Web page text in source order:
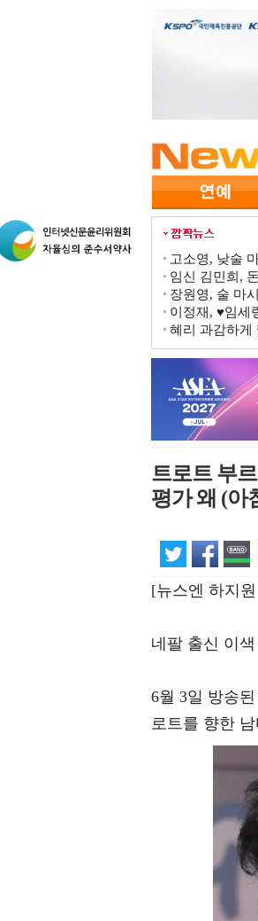
고소영, 낮술
임신 김민희,
장원영, 술 마
이정재, ♥임세
혜리 과감하게
트로트 부
평가 왜 (아
[뉴스엔 하지
네팔 출신 이
6월 3일 방송
로트를 향한